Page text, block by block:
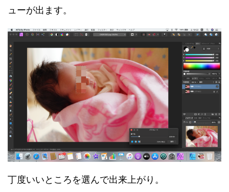
ューが出ます。
丁度いいところを選んで出来上がり。